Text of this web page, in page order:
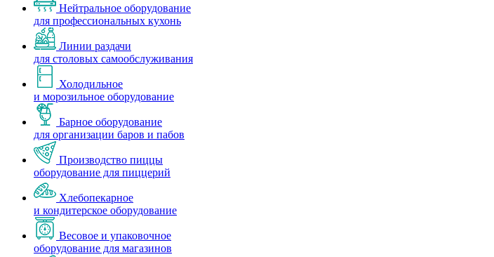
Нейтральное оборудование
для профессиональных кухонь
Линии раздачи
для столовых самообслуживания
Холодильное
и морозильное оборудование
Барное оборудование
для организации баров и пабов
Производство пиццы
оборудование для пиццерий
Хлебопекарное
и кондитерское оборудование
Весовое и упаковочное
оборудование для магазинов